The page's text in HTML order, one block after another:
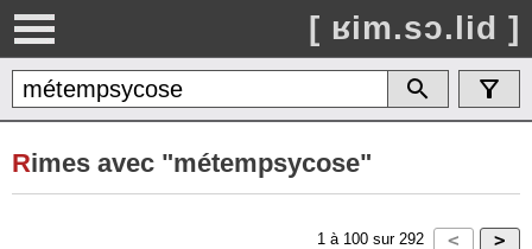
[ ʁim.sɔ.lid ]
Rimes avec "métempsycose"
1 à 100 sur 292